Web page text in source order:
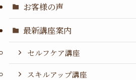
お客様の声
最新講座案内
セルフケア講座
スキルアップ講座